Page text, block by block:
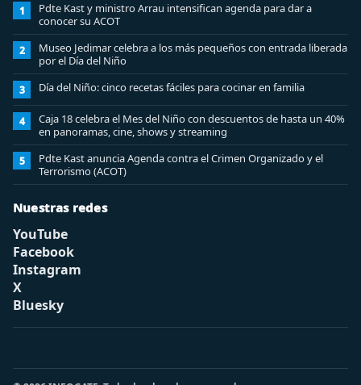
1
Pdte Kast y ministro Arrau intensifican agenda para dar a
conocer su ACOT
2
Museo Jedimar celebra a los más pequeños con entrada liberada
por el Día del Niño
3 Día del Niño: cinco recetas fáciles para cocinar en familia
4
Caja 18 celebra el Mes del Niño con descuentos de hasta un 40%
en panoramas, cine, shows y streaming
5
Pdte Kast anuncia Agenda contra el Crimen Organizado y el
Terrorismo (ACOT)
Nuestras redes
YouTube
Facebook
Instagram
X
Bluesky